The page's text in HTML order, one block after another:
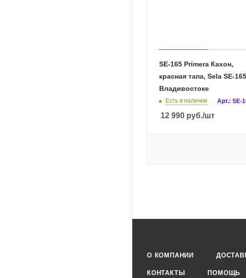
SE-165 Primera Кахон,
красная тапа, Sela SE-
Владивостоке
Есть в наличии Арт.: SE-
12 990 руб./шт
О КОМПАНИИ
КОНТАКТЫ ПОМОЩЬ